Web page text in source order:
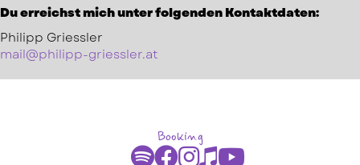
Du erreichst mich unter folgenden Kontaktdaten:
Philipp Griessler
mail@philipp-griessler.at
Booking